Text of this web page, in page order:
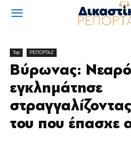
Top ΡΕΠΟΡΤΑΖ
Βύρωνας:
εγκλημάτησε
του που έπασχε